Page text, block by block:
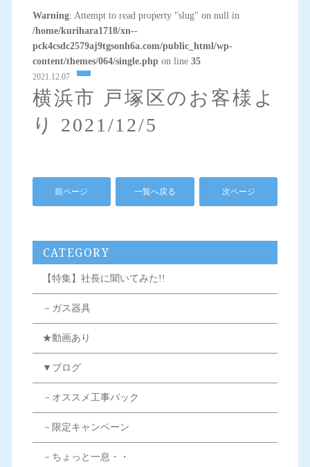
Warning: Attempt to read property "slug" on null in
/home/kurihara1718/xn--
pck4csdc2579aj9tgsonh6a.com/public_html/wp-
content/themes/064/single.phpon line 35
2021.12.07
横浜市 戸塚区のお客様よ
り 2021/12/5
前ページ 一覧へ戻る 次ページ
CATEGORY
【特集】社長に聞いてみた!!
－ガス器具
★動画あり
▼ブログ
－オススメ工事パック
－限定キャンペーン
－ちょっと一息・・